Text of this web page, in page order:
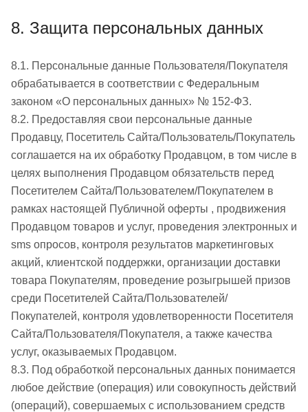
8. Защита персональных данных
8.1. Персональные данные Пользователя/Покупателя
обрабатывается в соответствии с Федеральным
законом «О персональных данных» № 152-ФЗ.
8.2. Предоставляя свои персональные данные
Продавцу, Посетитель Сайта/Пользователь/Покупатель
соглашается на их обработку Продавцом, в том числе в
целях выполнения Продавцом обязательств перед
Посетителем Сайта/Пользователем/Покупателем в
рамках настоящей Публичной оферты , продвижения
Продавцом товаров и услуг, проведения электронных и
sms опросов, контроля результатов маркетинговых
акций, клиентской поддержки, организации доставки
товара Покупателям, проведение розыгрышей призов
среди Посетителей Сайта/Пользователей/
Покупателей, контроля удовлетворенности Посетителя
Сайта/Пользователя/Покупателя, а также качества
услуг, оказываемых Продавцом.
8.3. Под обработкой персональных данных понимается
любое действие (операция) или совокупность действий
(операций), совершаемых с использованием средств